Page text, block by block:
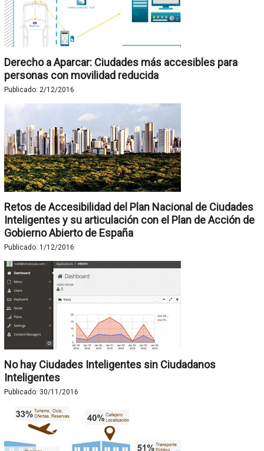
Derecho a Aparcar: Ciudades más accesibles para
personas con movilidad reducida
Publicado: 2/12/2016
Retos de Accesibilidad del Plan Nacional de Ciudades
Inteligentes y su articulación con el Plan de Acción de
Gobierno Abierto de España
Publicado: 1/12/2016
No hay Ciudades Inteligentes sin Ciudadanos
Inteligentes
Publicado: 30/11/2016